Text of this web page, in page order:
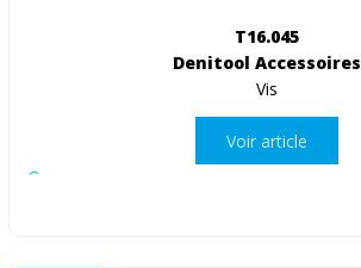
T16.045
Denitool Accessoires
Vis
Voir article